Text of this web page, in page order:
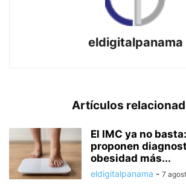
eldigitalpanama
Artículos
El IMC ya no
proponen
obesidad más...
eldigitalpanama - 7